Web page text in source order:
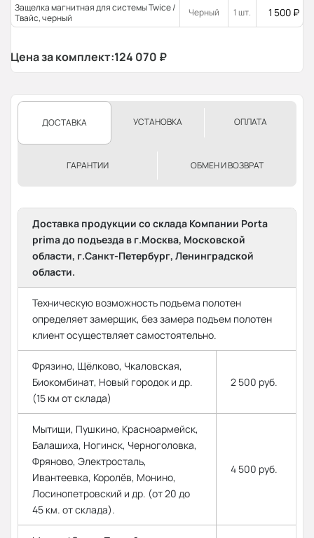
Защелка магнитная для системы Twice /
Твайс, черный
Черный 1 шт. 1 500 ₽
Цена за комплект:124 070 ₽
ДОСТАВКА УСТАНОВКА ОПЛАТА
ГАРАНТИИ ОБМЕН И ВОЗВРАТ
Доставка продукции со склада Компании Porta
prima до подъезда в г.Москва, Московской
области, г.Санкт-Петербург, Ленинградской
области.
Техническую возможность подъема полотен
определяет замерщик, без замера подъем полотен
клиент осуществляет самостоятельно.
Фрязино, Щёлково, Чкаловская,
Биокомбинат, Новый городок и др.
(15 км от склада)
2 500 руб.
Мытищи, Пушкино, Красноармейск,
Балашиха, Ногинск, Черноголовка,
Фряново, Электросталь,
Ивантеевка, Королёв, Монино,
Лосинопетровский и др. (от 20 до
45 км. от склада).
4 500 руб.